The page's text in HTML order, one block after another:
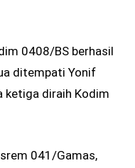
0408/BS berhasil
ditempati Yonif
ketiga diraih Kodim
041/Gamas,